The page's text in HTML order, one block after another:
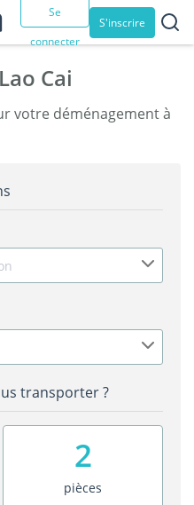
Se
connecter
S'inscrire
Cai
votre déménagement à
transporter ?
2
pièces